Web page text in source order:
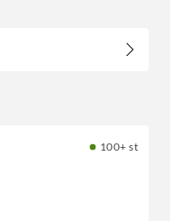
100+ st